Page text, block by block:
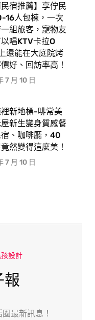
民宿推薦】享佇民
16人包棟，一次
組旅客，寵物友
唱KTV卡拉O
還能在大庭院烤
好、回訪率高！
7 月 10 日
新地標-啡常美
新生變身質感餐
、咖啡廳，40
然變得這麼美！
7 月 10 日
設計
報
最新訊息！